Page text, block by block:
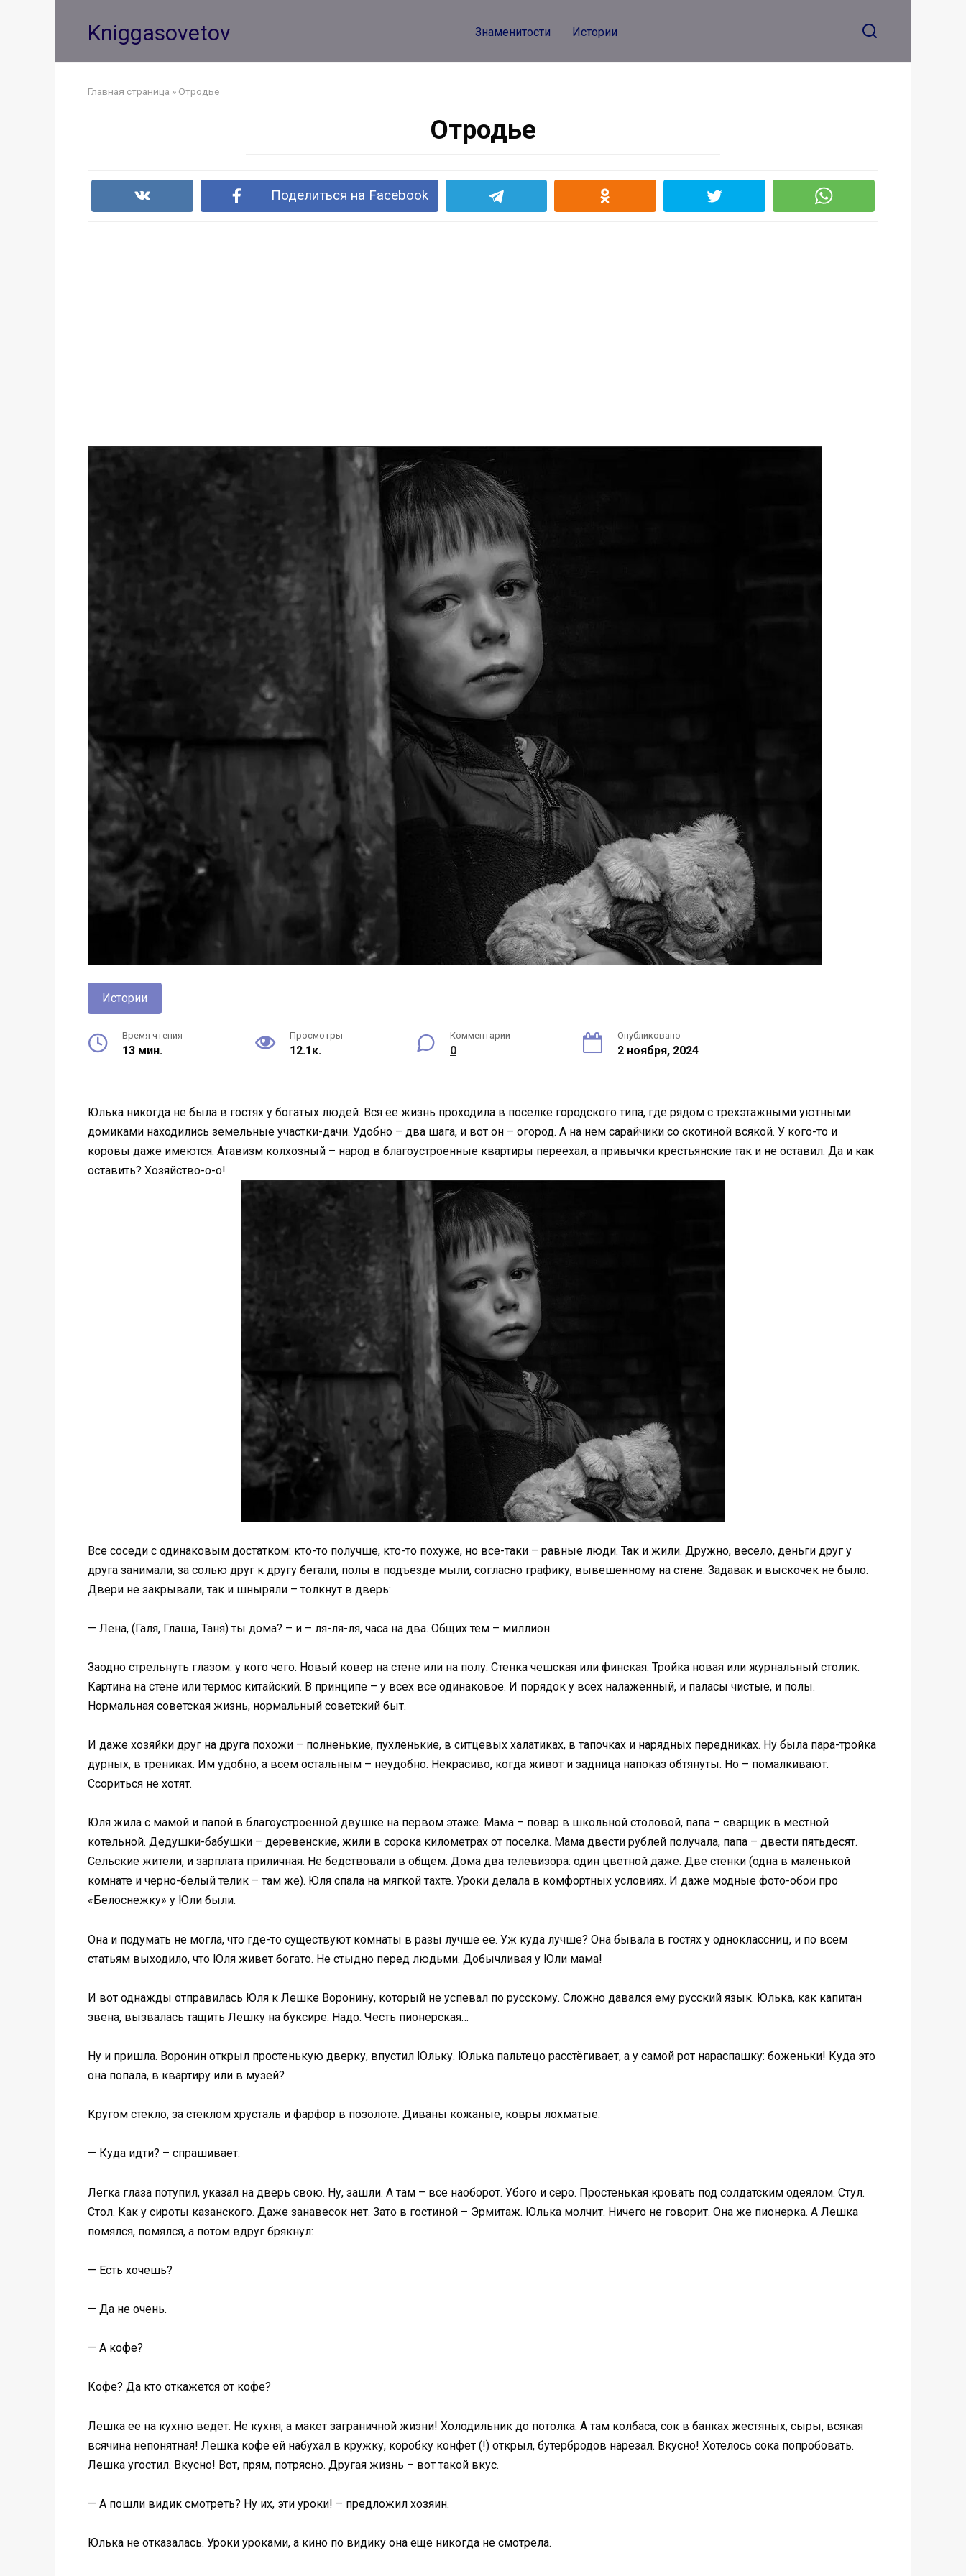
Kniggasovetov Знаменитости Истории
Главная страница » Отродье
Отродье
Поделиться на Facebook
Истории
Время чтения
13 мин.
Просмотры
12.1к.
Комментарии
0
Опубликовано
2 ноября, 2024
Юлька никогда не была в гостях у богатых людей. Вся ее жизнь проходила в поселке городского типа, где рядом с трехэтажными уютными
домиками находились земельные участки-дачи. Удобно – два шага, и вот он – огород. А на нем сарайчики со скотиной всякой. У кого-то и
коровы даже имеются. Атавизм колхозный – народ в благоустроенные квартиры переехал, а привычки крестьянские так и не оставил. Да и как
оставить? Хозяйство-о-о!
Все соседи с одинаковым достатком: кто-то получше, кто-то похуже, но все-таки – равные люди. Так и жили. Дружно, весело, деньги друг у
друга занимали, за солью друг к другу бегали, полы в подъезде мыли, согласно графику, вывешенному на стене. Задавак и выскочек не было.
Двери не закрывали, так и шныряли – толкнут в дверь:
— Лена, (Галя, Глаша, Таня) ты дома? – и – ля-ля-ля, часа на два. Общих тем – миллион.
Заодно стрельнуть глазом: у кого чего. Новый ковер на стене или на полу. Стенка чешская или финская. Тройка новая или журнальный столик.
Картина на стене или термос китайский. В принципе – у всех все одинаковое. И порядок у всех налаженный, и паласы чистые, и полы.
Нормальная советская жизнь, нормальный советский быт.
И даже хозяйки друг на друга похожи – полненькие, пухленькие, в ситцевых халатиках, в тапочках и нарядных передниках. Ну была пара-тройка
дурных, в трениках. Им удобно, а всем остальным – неудобно. Некрасиво, когда живот и задница напоказ обтянуты. Но – помалкивают.
Ссориться не хотят.
Юля жила с мамой и папой в благоустроенной двушке на первом этаже. Мама – повар в школьной столовой, папа – сварщик в местной
котельной. Дедушки-бабушки – деревенские, жили в сорока километрах от поселка. Мама двести рублей получала, папа – двести пятьдесят.
Сельские жители, и зарплата приличная. Не бедствовали в общем. Дома два телевизора: один цветной даже. Две стенки (одна в маленькой
комнате и черно-белый телик – там же). Юля спала на мягкой тахте. Уроки делала в комфортных условиях. И даже модные фото-обои про
«Белоснежку» у Юли были.
Она и подумать не могла, что где-то существуют комнаты в разы лучше ее. Уж куда лучше? Она бывала в гостях у одноклассниц, и по всем
статьям выходило, что Юля живет богато. Не стыдно перед людьми. Добычливая у Юли мама!
И вот однажды отправилась Юля к Лешке Воронину, который не успевал по русскому. Сложно давался ему русский язык. Юлька, как капитан
звена, вызвалась тащить Лешку на буксире. Надо. Честь пионерская…
Ну и пришла. Воронин открыл простенькую дверку, впустил Юльку. Юлька пальтецо расстёгивает, а у самой рот нараспашку: боженьки! Куда это
она попала, в квартиру или в музей?
Кругом стекло, за стеклом хрусталь и фарфор в позолоте. Диваны кожаные, ковры лохматые.
— Куда идти? – спрашивает.
Легка глаза потупил, указал на дверь свою. Ну, зашли. А там – все наоборот. Убого и серо. Простенькая кровать под солдатским одеялом. Стул.
Стол. Как у сироты казанского. Даже занавесок нет. Зато в гостиной – Эрмитаж. Юлька молчит. Ничего не говорит. Она же пионерка. А Лешка
помялся, помялся, а потом вдруг брякнул:
— Есть хочешь?
— Да не очень.
— А кофе?
Кофе? Да кто откажется от кофе?
Лешка ее на кухню ведет. Не кухня, а макет заграничной жизни! Холодильник до потолка. А там колбаса, сок в банках жестяных, сыры, всякая
всячина непонятная! Лешка кофе ей набухал в кружку, коробку конфет (!) открыл, бутербродов нарезал. Вкусно! Хотелось сока попробовать.
Лешка угостил. Вкусно! Вот, прям, потрясно. Другая жизнь – вот такой вкус.
— А пошли видик смотреть? Ну их, эти уроки! – предложил хозяин.
Юлька не отказалась. Уроки уроками, а кино по видику она еще никогда не смотрела.